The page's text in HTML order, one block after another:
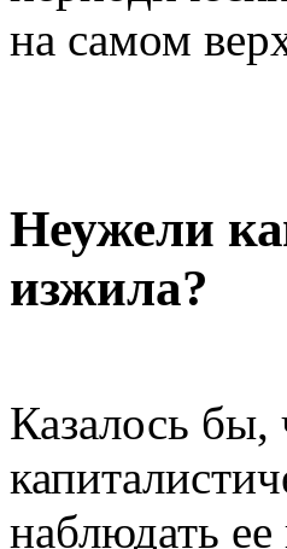
на самом
Неужели
изжила?
Казалось бы,
наблюдать